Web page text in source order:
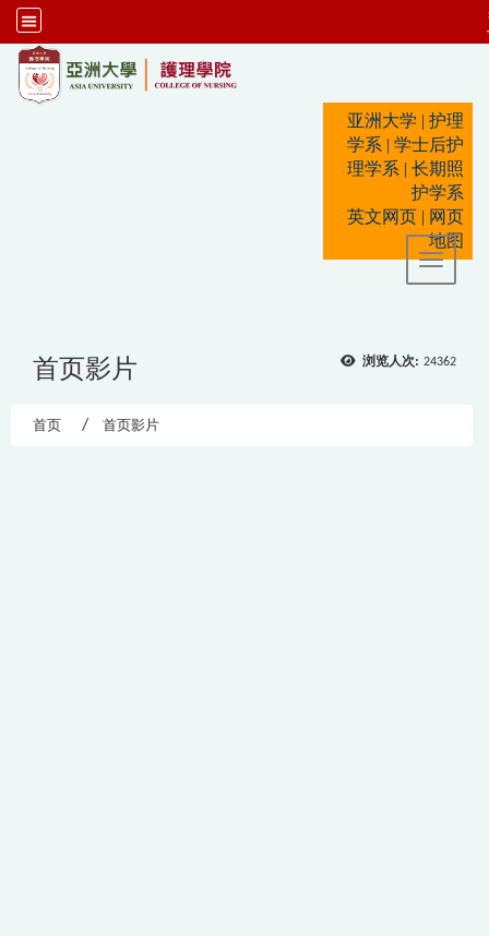
亚洲大学 | 护理
学系 | 学士后护
理学系 | 长期照
护学系
英文网页 | 网页
地图
Toggle
浏览人次: 24362
首页影片
首页 首页影片